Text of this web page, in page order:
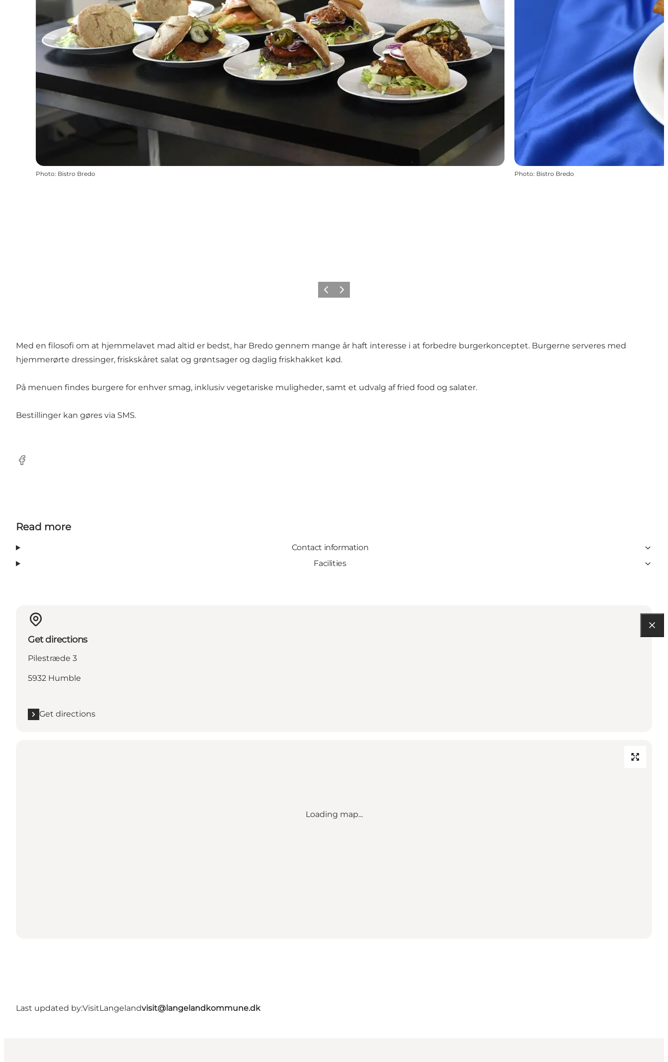
Photo: Bistro Bredo Photo: Bistro Bredo
Previous
Next
Med en filosofi om at hjemmelavet mad altid er bedst, har Bredo gennem mange år haft interesse i at forbedre burgerkonceptet. Burgerne serveres med
hjemmerørte dressinger, friskskåret salat og grøntsager og daglig friskhakket kød.
På menuen findes burgere for enhver smag, inklusiv vegetariske muligheder, samt et udvalg af fried food og salater.
Bestillinger kan gøres via SMS.
Facebook
Read more
Contact information
Facilities
Get directions
Pilestræde 3
5932 Humble
Get directions
Loading map...
Last updated by:VisitLangelandvisit@langelandkommune.dk